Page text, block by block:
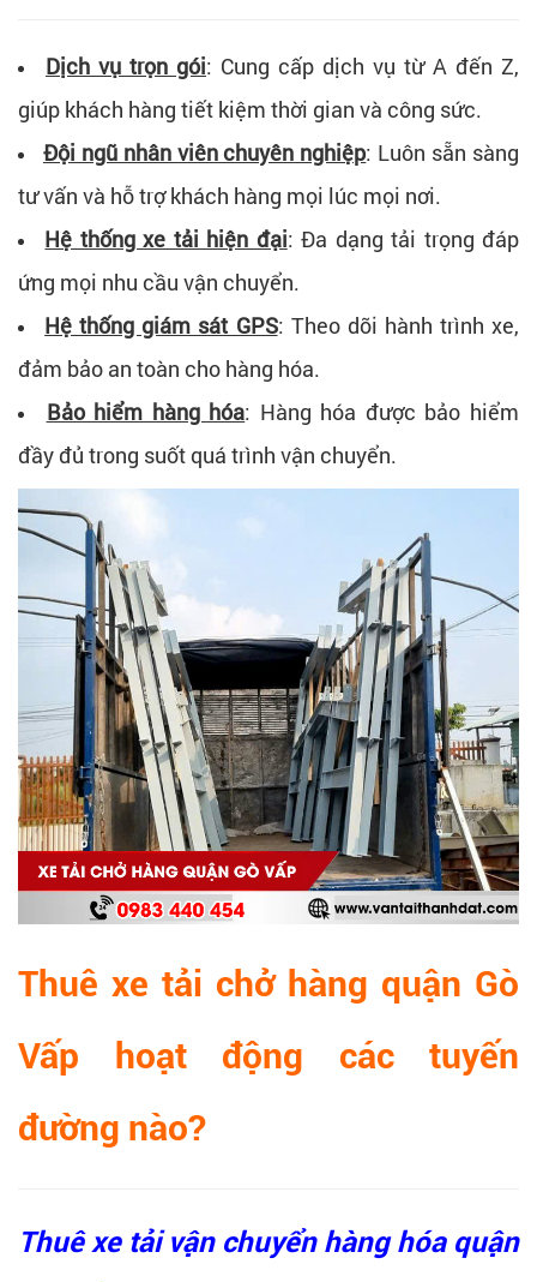
Dịch vụ trọn gói: Cung cấp dịch vụ từ A đến Z,
giúp khách hàng tiết kiệm thời gian và công sức.
Đội ngũ nhân viên chuyên nghiệp: Luôn sẵn sàng
tư vấn và hỗ trợ khách hàng mọi lúc mọi nơi.
Hệ thống xe tải hiện đại: Đa dạng tải trọng đáp
ứng mọi nhu cầu vận chuyển.
Hệ thống giám sát GPS: Theo dõi hành trình xe,
đảm bảo an toàn cho hàng hóa.
Bảo hiểm hàng hóa: Hàng hóa được bảo hiểm
đầy đủ trong suốt quá trình vận chuyển.
Thuê xe tải chở hàng quận Gò
Vấp hoạt động các tuyến
đường nào?
Thuê xe tải vận chuyển hàng hóa quận